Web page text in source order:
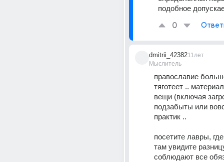
подобное
0
dmitrii_42382
Мыслитель
11лет
православие
тяготеет ..
вещи (включая
подзабыты или
практик ..
посетите лавры,
там увидите
соблюдают все